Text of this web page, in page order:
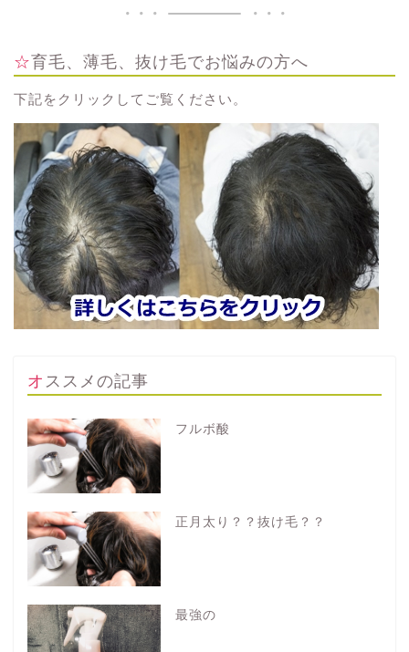
☆育毛、薄毛、抜け毛でお悩みの方へ
下記をクリックしてご覧ください。
オススメの記事
フルボ酸
正月太り？？抜け毛？？
最強の